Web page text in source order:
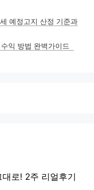
예정고지 산정 기준과
익 방법 완벽가이드
로! 2주 리얼후기